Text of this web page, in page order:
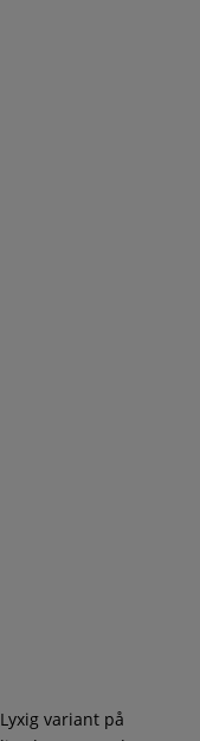
Lyxig variant på